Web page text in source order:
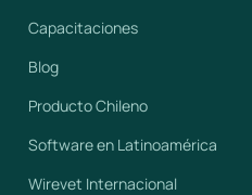
Capacitaciones
Blog
Producto Chileno
Software en Latinoamérica
Wirevet Internacional